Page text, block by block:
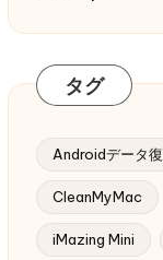
タグ
Androidデータ
CleanMyMac
iMazing Mini